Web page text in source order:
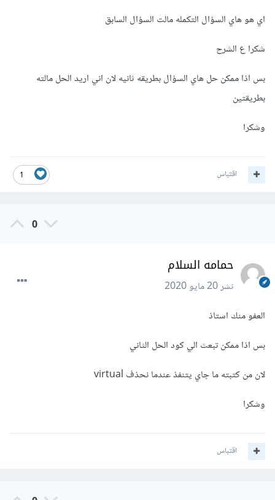
اي هو هاي السؤال التكمله مالت السؤال السابق
شكرا ع الشرح
بس اذا ممكن حل هاي السؤال بطريقه ثانيه لان اني اريد الحل مالته
بطريقتين
وشكرا
1 اقتباس
0
حمامه السلام
نشر20 مايو 2020
العفو منك استاذ
بس اذا ممكن تبعث الي كود الحل الثاني
لان من كتبته ما جاي يتنفذ عندما نحذف virtual
وشكرا
اقتباس